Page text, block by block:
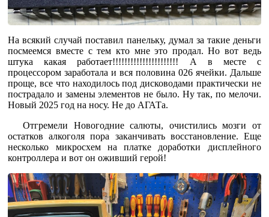
На всякий случай поставил панельку, думал за такие деньги
посмеемся вместе с тем кто мне это продал. Но вот ведь
штука какая работает!!!!!!!!!!!!!!!!!!!!!! А в месте с
процессором заработала и вся половина 026 ячейки. Дальше
проще, все что находилось под дисководами практически не
пострадало и замены элементов не было. Ну так, по мелочи.
Новый 2025 год на носу. Не до АГАТа.
Отгремели Новогодние салюты, очистились мозги от
остатков алкоголя пора заканчивать восстановление. Еще
несколько микросхем на платке доработки дисплейного
контроллера и вот он оживший герой!